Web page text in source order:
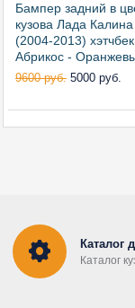
Бампер задний в
кузова Лада Калина
(2004-2013)
Абрикос -
9600 руб. 5000 руб.
Каталог
Каталог